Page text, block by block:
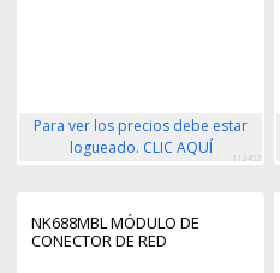
Para ver los precios debe estar
logueado. CLIC AQUÍ
112402
NK688MBL MÓDULO DE
CONECTOR DE RED